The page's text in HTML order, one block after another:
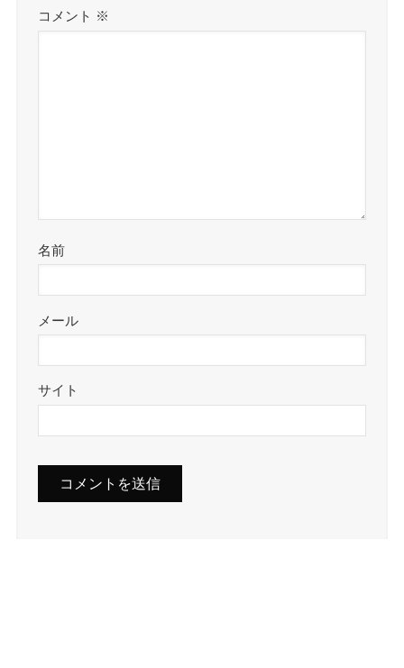
コメント ※
名前
メール
サイト